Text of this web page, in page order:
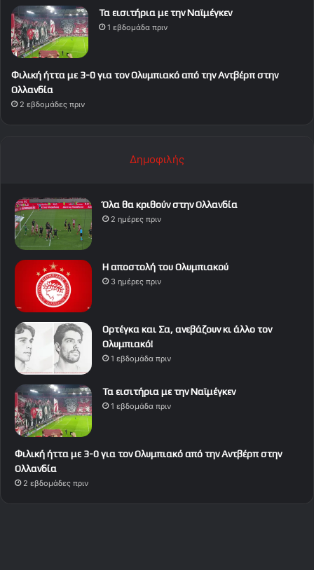
Τα εισιτήρια με την Ναϊμέγκεν
1 εβδομάδα πριν
Φιλική ήττα με 3-0 για τον Ολυμπιακό από την Αντβέρπ στην
Ολλανδία
2 εβδομάδες πριν
Δημοφιλής
Όλα θα κριθούν στην Ολλανδία
2 ημέρες πριν
Η αποστολή του Ολυμπιακού
3 ημέρες πριν
Ορτέγκα και Σα, ανεβάζουν κι άλλο τον
Ολυμπιακό!
1 εβδομάδα πριν
Τα εισιτήρια με την Ναϊμέγκεν
1 εβδομάδα πριν
Φιλική ήττα με 3-0 για τον Ολυμπιακό από την Αντβέρπ στην
Ολλανδία
2 εβδομάδες πριν